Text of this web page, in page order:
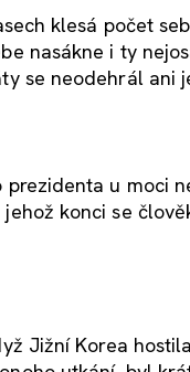
klesá počet
nasákne i ty
se neodehrál ani
u moci
konci se
Jižní Korea